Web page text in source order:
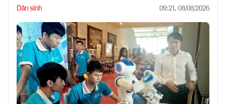
Dân sinh 09:21, 08/08/2026